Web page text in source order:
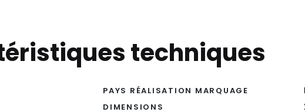
techniques
PAYS RÉALISATION MARQUAGE
DIMENSIONS